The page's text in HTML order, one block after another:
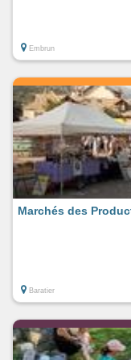
Embrun
Marchés des
Baratier